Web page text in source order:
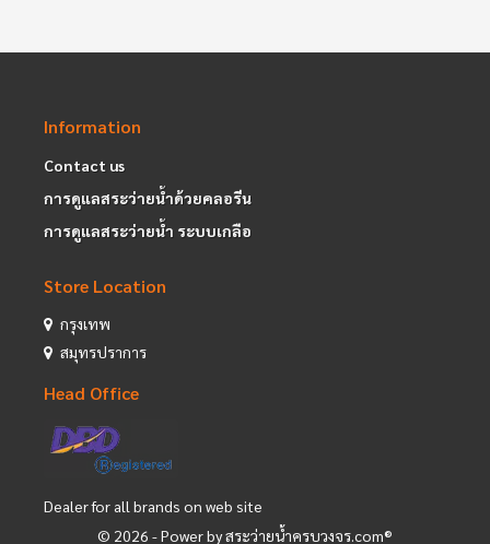
Information
Contact us
การดูแลสระว่ายน้ำด้วยคลอรีน
การดูแลสระว่ายน้ำ ระบบเกลือ
Store Location
กรุงเทพ
สมุทรปราการ
Head Office
Dealer for all brands on web site
© 2026 - Power by สระว่ายน้ำครบวงจร.com®